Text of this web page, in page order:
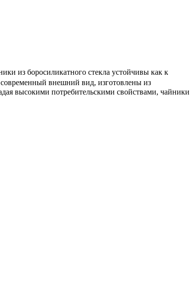
из боросиликатного стекла устойчивы как к
внешний вид, изготовлены из
высокими потребительскими свойствами, чайники